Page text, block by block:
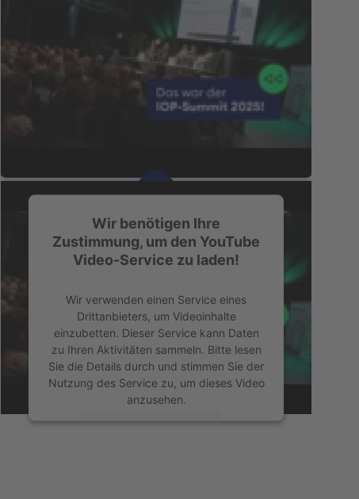
Wir benötigen Ihre
Zustimmung, um den YouTube
Video-Service zu laden!
Wir verwenden einen Service eines
Drittanbieters, um Videoinhalte
einzubetten. Dieser Service kann Daten
zu Ihren Aktivitäten sammeln. Bitte lesen
Sie die Details durch und stimmen Sie der
Nutzung des Service zu, um dieses Video
anzusehen.